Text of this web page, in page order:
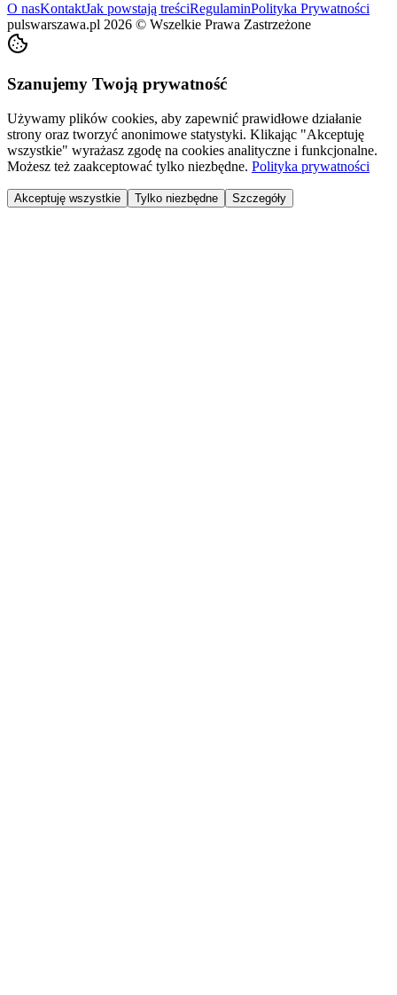
O nasKontaktJak powstają treściRegulaminPolityka Prywatności
pulswarszawa.pl 2026 © Wszelkie Prawa Zastrzeżone
Szanujemy Twoją prywatność
Używamy plików cookies, aby zapewnić prawidłowe działanie
strony oraz tworzyć anonimowe statystyki. Klikając "Akceptuję
wszystkie" wyrażasz zgodę na cookies analityczne i funkcjonalne.
Możesz też zaakceptować tylko niezbędne. Polityka prywatności
Akceptuję wszystkie Tylko niezbędne Szczegóły